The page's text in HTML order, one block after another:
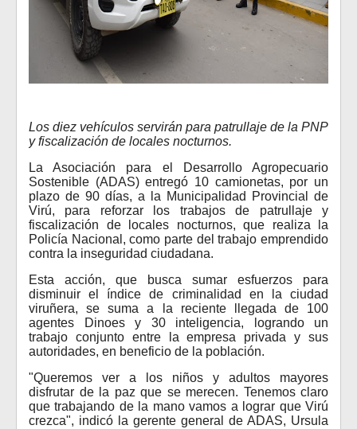
Los diez vehículos servirán para patrullaje de la PNP
y fiscalización de locales nocturnos.
La Asociación para el Desarrollo Agropecuario
Sostenible (ADAS) entregó 10 camionetas, por un
plazo de 90 días, a la Municipalidad Provincial de
Virú, para reforzar los trabajos de patrullaje y
fiscalización de locales nocturnos, que realiza la
Policía Nacional, como parte del trabajo emprendido
contra la inseguridad ciudadana.
Esta acción, que busca sumar esfuerzos para
disminuir el índice de criminalidad en la ciudad
viruñera, se suma a la reciente llegada de 100
agentes Dinoes y 30 inteligencia, logrando un
trabajo conjunto entre la empresa privada y sus
autoridades, en beneficio de la población.
"Queremos ver a los niños y adultos mayores
disfrutar de la paz que se merecen. Tenemos claro
que trabajando de la mano vamos a lograr que Virú
crezca", indicó la gerente general de ADAS, Ursula